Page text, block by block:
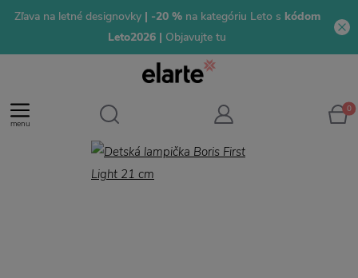
Zľava na letné designovky| -20 % na kategóriu Leto s kódom
Leto2026 | Objavujte tu
menu
0